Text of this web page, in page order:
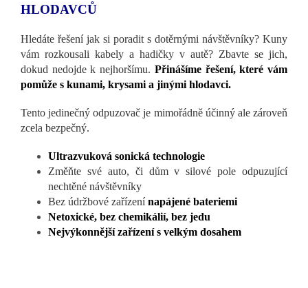
HLODAVCŮ
Hledáte řešení jak si poradit s dotěrnými návštěvníky? Kuny
vám rozkousali kabely a hadičky v autě? Zbavte se jich,
dokud nedojde k nejhoršímu. Přinášíme řešení, které vám
pomůže s kunami, krysami a jinými hlodavci.
Tento jedinečný odpuzovač je mimořádně účinný ale zároveň
zcela bezpečný.
Ultrazvuková sonická technologie
Změňte své auto, či dům v silové pole odpuzující
nechtěné návštěvníky
Bez údržbové zařízenínapájené bateriemi
Netoxické, bez chemikálií, bez jedu
Nejvýkonnější zařízení s velkým dosahem